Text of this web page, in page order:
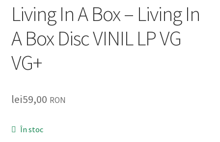
Oferta lunii
Contul meu
Blog
Living In A Box – Living In
A Box Disc VINIL LP VG
VG+
lei59,00 RON
În stoc